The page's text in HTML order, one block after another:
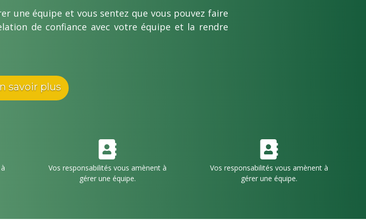
une équipe et vous sentez que vous pouvez faire
de confiance avec votre équipe et la rendre
savoir plus
Vos responsabilités vous amènent à
gérer une équipe.
Vos responsabilités vous amènent à
gérer une équipe.